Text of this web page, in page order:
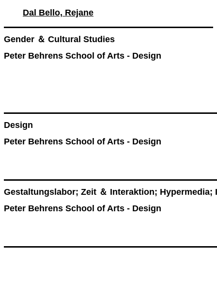
Dal Bello, Rejane
Gender ＆ Cultural Studies
Peter Behrens School of Arts - Design
Design
Peter Behrens School of Arts - Design
Gestaltungslabor; Zeit ＆ Interaktion; Hypermedia;
Peter Behrens School of Arts - Design